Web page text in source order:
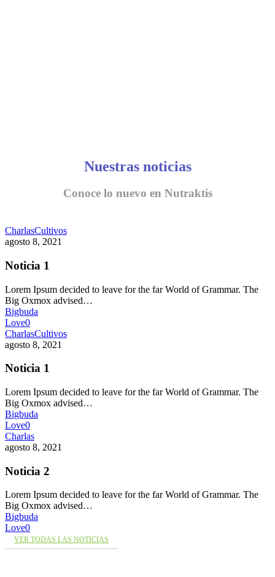
Nuestras noticias
Conoce lo nuevo en Nutraktis
CharlasCultivos
agosto 8, 2021
Noticia 1
Lorem Ipsum decided to leave for the far World of Grammar. The
Big Oxmox advised…
Bigbuda
Love0
CharlasCultivos
agosto 8, 2021
Noticia 1
Lorem Ipsum decided to leave for the far World of Grammar. The
Big Oxmox advised…
Bigbuda
Love0
Charlas
agosto 8, 2021
Noticia 2
Lorem Ipsum decided to leave for the far World of Grammar. The
Big Oxmox advised…
Bigbuda
Love0
VER TODAS LAS NOTICIAS